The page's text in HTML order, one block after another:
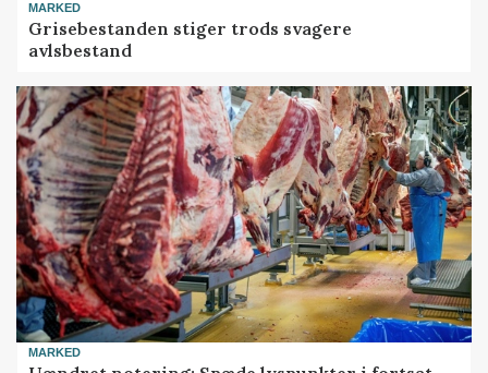
MARKED
Grisebestanden stiger trods svagere
avlsbestand
MARKED